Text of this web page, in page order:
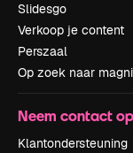
Slidesgo
Verkoop je content
Perszaal
Op zoek naar
Neem contact op
Klantondersteuning